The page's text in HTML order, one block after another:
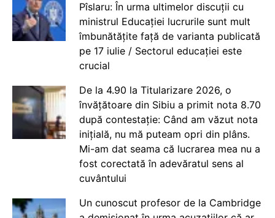
Pîslaru: În urma ultimelor discuții cu
ministrul Educației lucrurile sunt mult
îmbunătățite față de varianta publicată
pe 17 iulie / Sectorul educației este
crucial
De la 4.90 la Titularizare 2026, o
învățătoare din Sibiu a primit nota 8.70
după contestație: Când am văzut nota
inițială, nu mă puteam opri din plâns.
Mi-am dat seama că lucrarea mea nu a
fost corectată în adevăratul sens al
cuvântului
Un cunoscut profesor de la Cambridge